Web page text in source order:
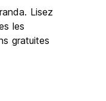
Lisez
les
gratuites